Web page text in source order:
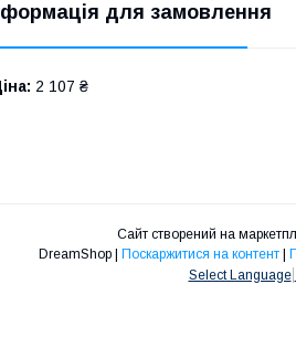
для замовлення
2 107 ₴
Сайт створений на
Поскаржитися на контент
Select Language